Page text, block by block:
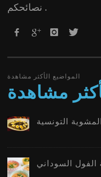
نصائحكم .
المواضيع الأكثر مشاهدة
مشاهدة
التونسية
الفول السوداني